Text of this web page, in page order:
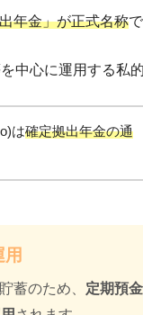
年金」が正式名称
中心に運用する私
は確定拠出年金の通
用
蓄のため、 定期預